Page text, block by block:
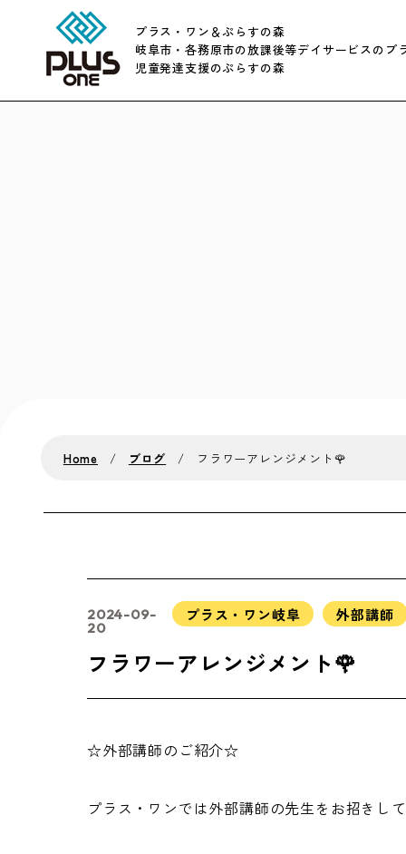
プラス・ワン＆ぷらすの森
岐阜市・各務原市の放課後等デイサービスのプ
児童発達支援のぷらすの森
Home ブログ フラワーアレンジメント🌹
2024-09-
20
プラス・ワン岐阜 外部講師
フラワーアレンジメント🌹
☆外部講師のご紹介☆
プラス・ワンでは外部講師の先生をお招きし